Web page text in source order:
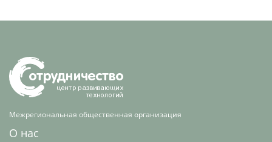
Межрегиональная общественная организация
О нас